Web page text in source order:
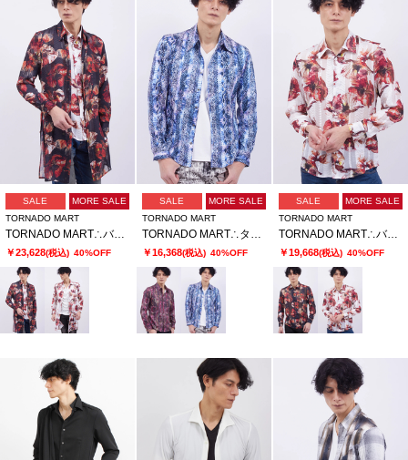
SALE
MORE SALE
TORNADO MART
TORNADO MART∴バイブレーションフラワープリントロングシャツ
￥23,628(税込) 40%OFF
SALE
MORE SALE
TORNADO MART
￥16,368(税込) 40%OFF
SALE
MORE SALE
TORNADO MART
TORNADO MART∴バイブレーションフラワープリントシャツ
￥19,668(税込) 40%OFF